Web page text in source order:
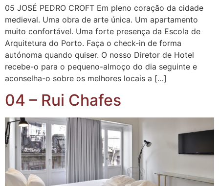
05 JOSÉ PEDRO CROFT Em pleno coração da cidade
medieval. Uma obra de arte única. Um apartamento
muito confortável. Uma forte presença da Escola de
Arquitetura do Porto. Faça o check-in de forma
autónoma quando quiser. O nosso Diretor de Hotel
recebe-o para o pequeno-almoço do dia seguinte e
aconselha-o sobre os melhores locais a […]
04 – Rui Chafes